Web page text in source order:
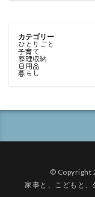
カテゴリー
ひとりごと
子育て
整理収納
日用品
暮らし
© Copyright
家事と、こどもと、